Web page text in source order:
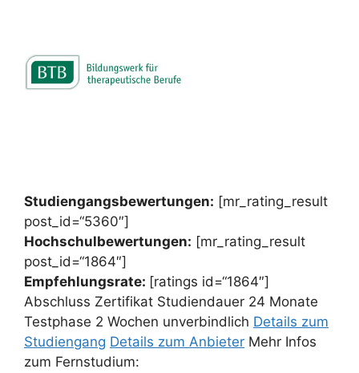
Studiengangsbewertungen: [mr_rating_result
post_id=“5360″]
Hochschulbewertungen: [mr_rating_result
post_id=“1864″]
Empfehlungsrate: [ratings id=“1864″]
Abschluss Zertifikat Studiendauer 24 Monate
Testphase 2 Wochen unverbindlich Details zum
Studiengang Details zum Anbieter Mehr Infos
zum Fernstudium: